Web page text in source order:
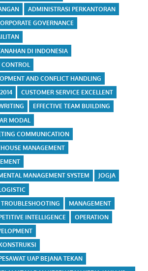
ADMINISTRASI PERKANTORAN
GOVERNANCE
DI INDONESIA
AND CONFLICT HANDLING
CUSTOMER SERVICE EXCELLENT
EFFECTIVE TEAM BUILDING
MODAL
COMMUNICATION
MANAGEMENT
MANAGEMENT SYSTEM
JOGJA
MANAGEMENT
INTELLIGENCE
OPERATION
UAP BEJANA TEKAN